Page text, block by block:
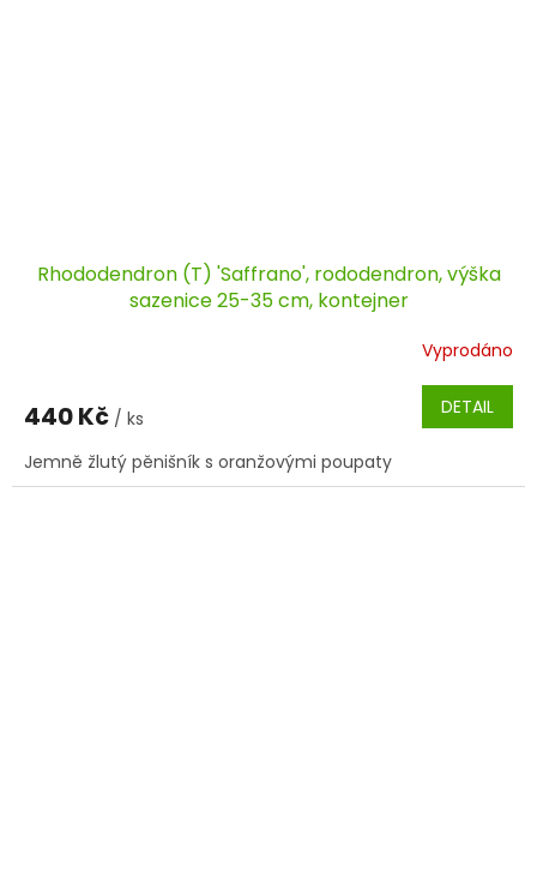
Rhododendron (T) 'Saffrano', rododendron, výška
sazenice 25-35 cm, kontejner
Vyprodáno
440 Kč / ks DETAIL
Jemně žlutý pěnišník s oranžovými poupaty